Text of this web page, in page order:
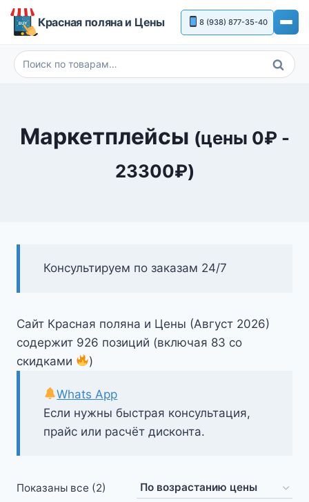
Перейти
Красная поляна и Цены 8 (938) 877-35-40
Искать:
Поиск
Маркетплейсы (цены 0₽ -
23300₽)
Консультируем по заказам 24/7
Сайт Красная поляна и Цены (Август 2026)
содержит 926 позиций (включая 83 со
скидками
)
Если нужны быстрая консультация,
прайс или расчёт дисконта.
Whats App
Показаны все (2)